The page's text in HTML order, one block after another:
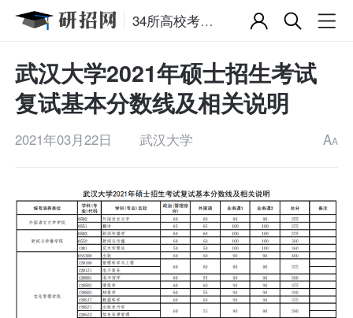
34所高校考研复试分数线
武汉大学2021年硕士招生考试
复试基本分数线及相关说明
2021年03月22日 武汉大学 AA